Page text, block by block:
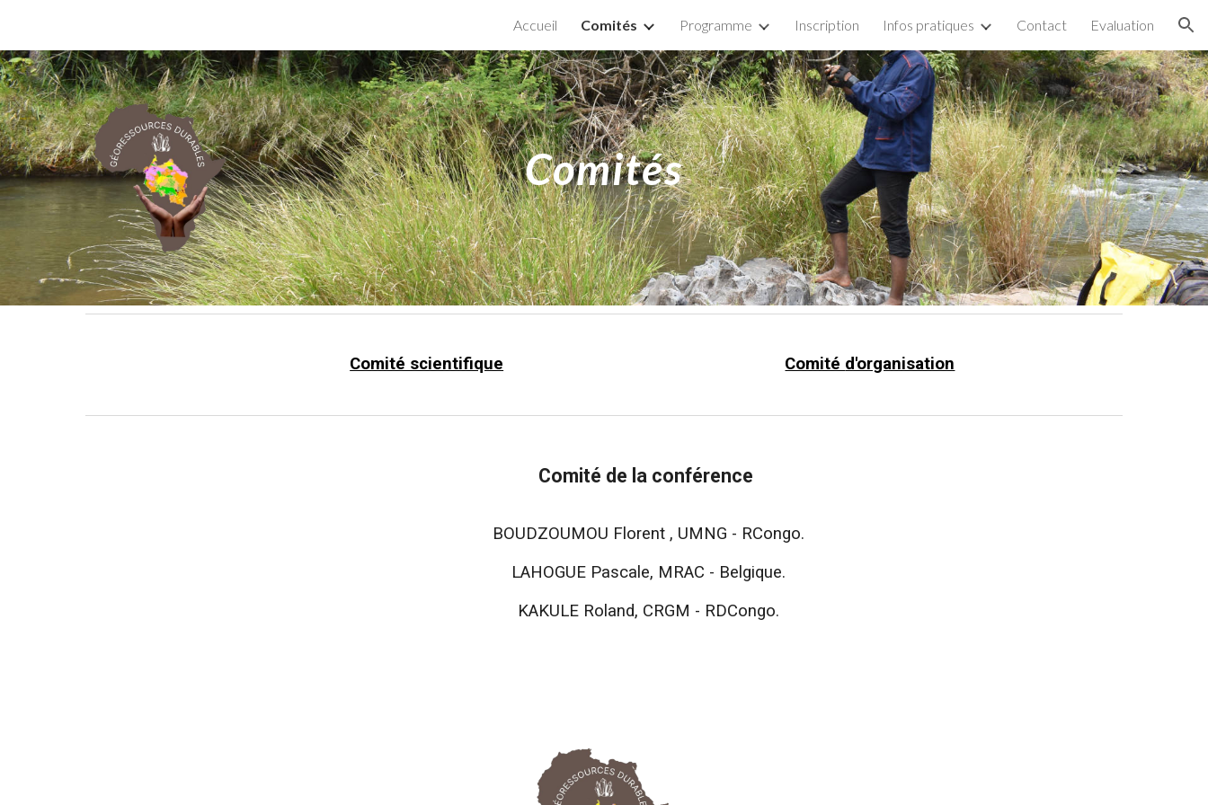
Skip to main content Skip to navigation
Accueil Comités Programme Inscription Infos pratiques Contact Evaluation
Comités
Comité scientifique Comité d'organisation
Comité de la conférence
BOUDZOUMOU Florent , UMNG - RCongo.
LAHOGUE Pascale, MRAC - Belgique.
KAKULE Roland, CRGM - RDCongo.